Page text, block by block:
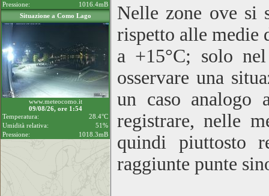
Pressione:
1016.4mB
Situazione a Como Lago
www.meteocomo.it
09/08/26, ore 1:54
Temperatura:
28.4°C
Umidità relativa:
51%
Pressione:
1018.3mB
Nelle zone ove
rispetto alle medie
a +15°C; solo
osservare una
un caso
registrare, nelle
quindi piuttosto
raggiunte punte